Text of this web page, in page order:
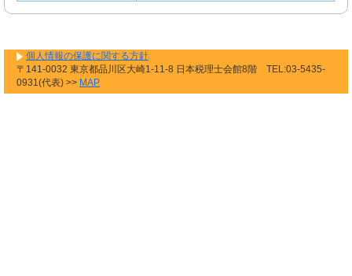
個人情報の保護に関する方針
〒141-0032 東京都品川区大崎1-11-8 日本税理士会館8階 TEL:03-5435-
0931(代表) >> MAP